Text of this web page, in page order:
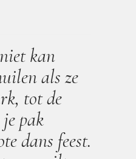
kan
als ze
tot de
pak
dans feest.